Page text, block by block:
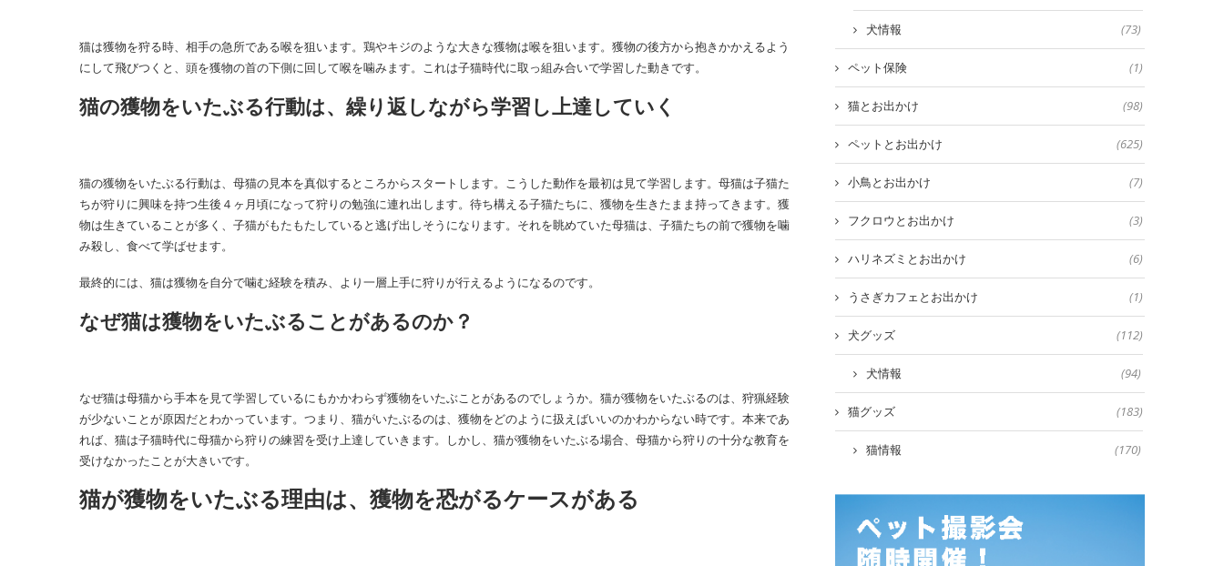
猫は獲物を狩る時、相手の急所である喉を狙います。鶏やキジのような大きな獲物は喉を狙います。獲物の後方から抱きかかえるよう
にして飛びつくと、頭を獲物の首の下側に回して喉を噛みます。これは子猫時代に取っ組み合いで学習した動きです。
猫の獲物をいたぶる行動は、繰り返しながら学習し上達していく
猫の獲物をいたぶる行動は、母猫の見本を真似するところからスタートします。こうした動作を最初は見て学習します。母猫は子猫た
ちが狩りに興味を持つ生後４ヶ月頃になって狩りの勉強に連れ出します。待ち構える子猫たちに、獲物を生きたまま持ってきます。獲
物は生きていることが多く、子猫がもたもたしていると逃げ出しそうになります。それを眺めていた母猫は、子猫たちの前で獲物を噛
み殺し、食べて学ばせます。
最終的には、猫は獲物を自分で噛む経験を積み、より一層上手に狩りが行えるようになるのです。
なぜ猫は獲物をいたぶることがあるのか？
なぜ猫は母猫から手本を見て学習しているにもかかわらず獲物をいたぶことがあるのでしょうか。猫が獲物をいたぶるのは、狩猟経験
が少ないことが原因だとわかっています。つまり、猫がいたぶるのは、獲物をどのように扱えばいいのかわからない時です。本来であ
れば、猫は子猫時代に母猫から狩りの練習を受け上達していきます。しかし、猫が獲物をいたぶる場合、母猫から狩りの十分な教育を
受けなかったことが大きいです。
猫が獲物をいたぶる理由は、獲物を恐がるケースがある
犬情報 (73)
ペット保険 (1)
猫とお出かけ (98)
ペットとお出かけ (625)
小鳥とお出かけ (7)
フクロウとお出かけ (3)
ハリネズミとお出かけ (6)
うさぎカフェとお出かけ (1)
犬グッズ (112)
犬情報 (94)
猫グッズ (183)
猫情報 (170)